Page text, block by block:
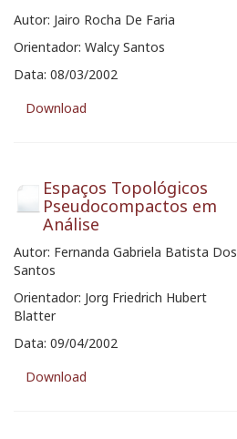
Autor: Jairo Rocha De Faria
Orientador: Walcy Santos
Data: 08/03/2002
Download
Espaços Topológicos
Pseudocompactos em
Análise
Autor: Fernanda Gabriela Batista Dos
Santos
Orientador: Jorg Friedrich Hubert
Blatter
Data: 09/04/2002
Download